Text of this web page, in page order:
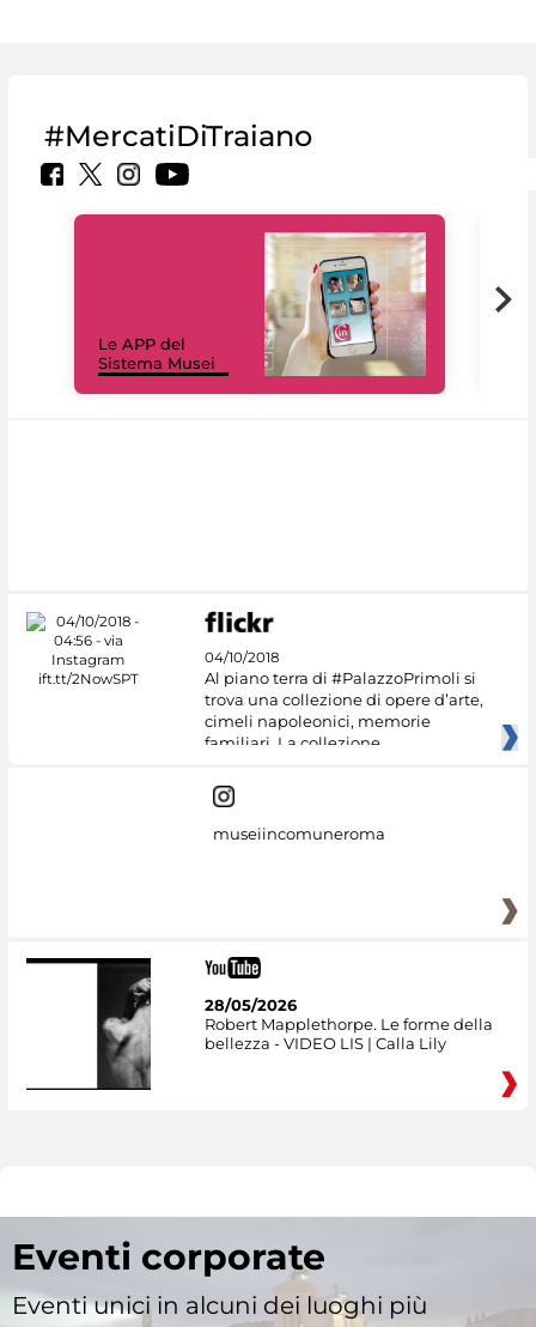
#MercatiDiTraiano
Le APP del
Sistema Musei
04/10/2018
Al piano terra di #PalazzoPrimoli si
trova una collezione di opere d’arte,
cimeli napoleonici, memorie
familiari. La collezione
museiincomuneroma
28/05/2026
Robert Mapplethorpe. Le forme della
bellezza - VIDEO LIS | Calla Lily
Eventi corporate
Eventi unici in alcuni dei luoghi più